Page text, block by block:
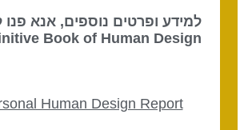
למידע ופרטים נוספים, אנא פנו
Book of Human Design
Human Design Report